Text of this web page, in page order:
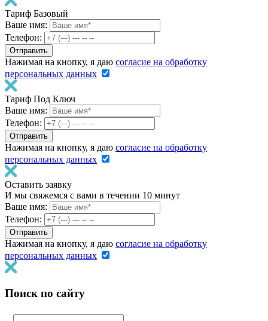
Тариф Базовый
Ваше имя:
Телефон:
Нажимая на кнопку, я даю согласие на обработку
персональных данных
Тариф Под Ключ
Ваше имя:
Телефон:
Нажимая на кнопку, я даю согласие на обработку
персональных данных
Оставить заявку
И мы свяжемся с вами в течении 10 минут
Ваше имя:
Телефон:
Нажимая на кнопку, я даю согласие на обработку
персональных данных
Поиск по сайту